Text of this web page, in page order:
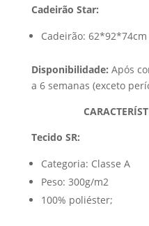
Cadeirão Star:
Cadeirão: 62*92*74cm
Disponibilidade: Após
a 6 semanas (exceto
Tecido SR:
Categoria: Classe A
Peso: 300g/m2
100% poliéster;